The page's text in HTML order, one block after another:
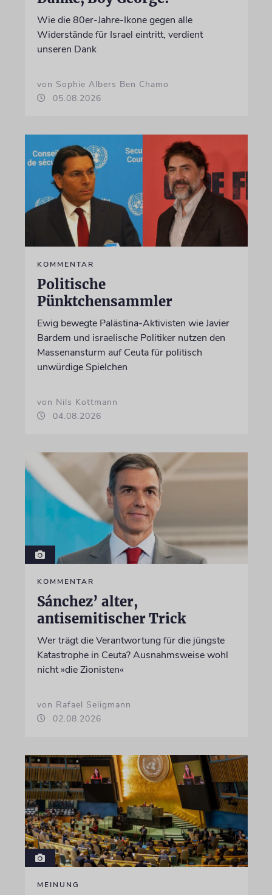
Wie die 80er-Jahre-Ikone gegen alle
Widerstände für Israel eintritt, verdient
unseren Dank
von Sophie Albers Ben Chamo
05.08.2026
KOMMENTAR
Politische
Pünktchensammler
Ewig bewegte Palästina-Aktivisten wie Javier
Bardem und israelische Politiker nutzen den
Massenansturm auf Ceuta für politisch
unwürdige Spielchen
von Nils Kottmann
04.08.2026
KOMMENTAR
Sánchez’ alter,
antisemitischer Trick
Wer trägt die Verantwortung für die jüngste
Katastrophe in Ceuta? Ausnahmsweise wohl
nicht »die Zionisten«
von Rafael Seligmann
02.08.2026
MEINUNG